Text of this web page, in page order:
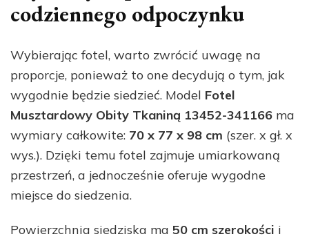
codziennego odpoczynku
Wybierając fotel, warto zwrócić uwagę na
proporcje, ponieważ to one decydują o tym, jak
wygodnie będzie siedzieć. Model Fotel
Musztardowy Obity Tkaniną 13452-341166 ma
wymiary całkowite: 70 x 77 x 98 cm (szer. x gł. x
wys.). Dzięki temu fotel zajmuje umiarkowaną
przestrzeń, a jednocześnie oferuje wygodne
miejsce do siedzenia.
Powierzchnia siedziska ma 50 cm szerokości i